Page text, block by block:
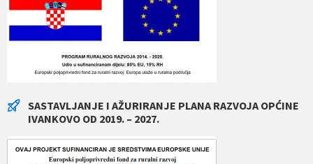
SASTAVLJANJE I AŽURIRANJE PLANA RAZVOJA OPĆINE
IVANKOVO OD 2019. – 2027.